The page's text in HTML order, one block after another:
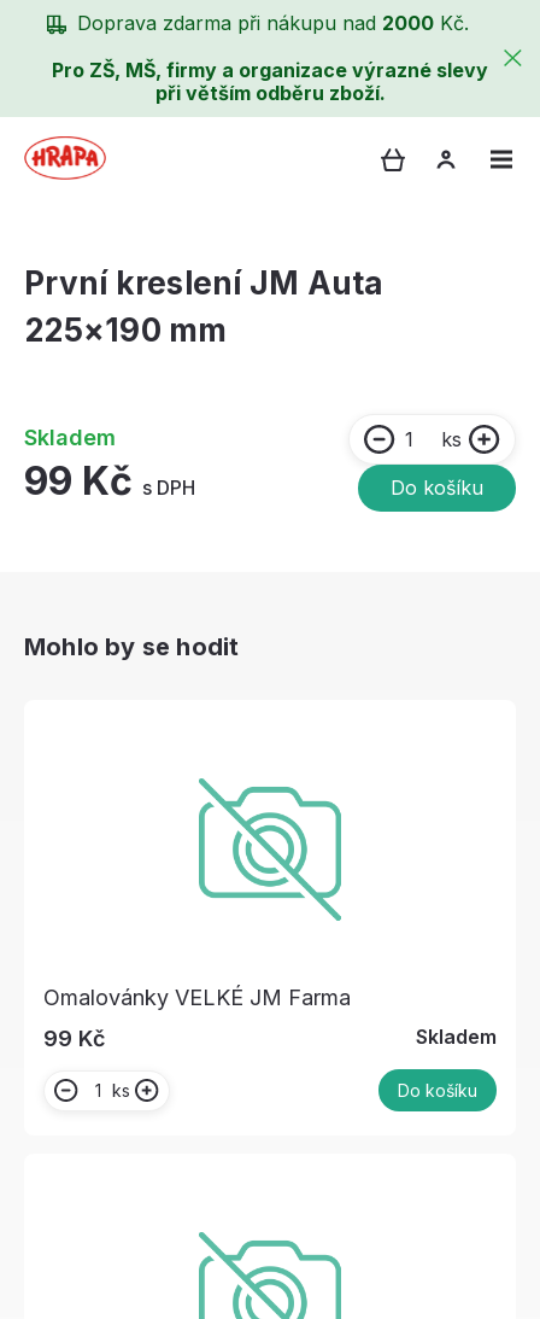
Doprava zdarma při nákupu nad 2000 Kč.
Pro ZŠ, MŠ, firmy a organizace výrazné slevy
při větším odběru zboží.
První kreslení JM Auta
225×190 mm
Skladem
99 Kč s DPH
ks
Do košíku
Mohlo by se hodit
Omalovánky VELKÉ JM Farma
99 Kč
Skladem
ks Do košíku